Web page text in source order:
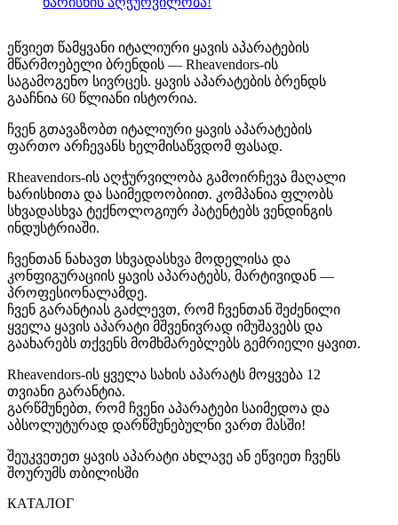
ეწვიეთ წამყვანი იტალიური ყავის აპარატების
მწარმოებელი ბრენდის — Rheavendors-ის
საგამოგენო სივრცეს. ყავის აპარატების ბრენდს
გააჩნია 60 წლიანი ისტორია.
ჩვენ გთავაზობთ იტალიური ყავის აპარატების
ფართო არჩევანს ხელმისაწვდომ ფასად.
Rheavendors-ის აღჭურვილობა გამოირჩევა მაღალი
ხარისხითა და საიმედოობიით. კომპანია ფლობს
სხვადასხვა ტექნოლოგიურ პატენტებს ვენდინგის
ინდუსტრიაში.
ჩვენთან ნახავთ სხვადასხვა მოდელისა და
კონფიგურაციის ყავის აპარატებს, მარტივიდან —
პროფესიონალამდე.
ჩვენ გარანტიას გაძლევთ, რომ ჩვენთან შეძენილი
ყველა ყავის აპარატი მშვენივრად იმუშავებს და
გაახარებს თქვენს მომხმარებლებს გემრიელი ყავით.
Rheavendors-ის ყველა სახის აპარატს მოყვება 12
თვიანი გარანტია.
გარწმუნებთ, რომ ჩვენი აპარატები საიმედოა და
აბსოლუტურად დარწმუნებულნი ვართ მასში!
შეუკვეთეთ ყავის აპარატი ახლავე ან ეწვიეთ ჩვენს
შოურუმს თბილისში
КАТАЛОГ